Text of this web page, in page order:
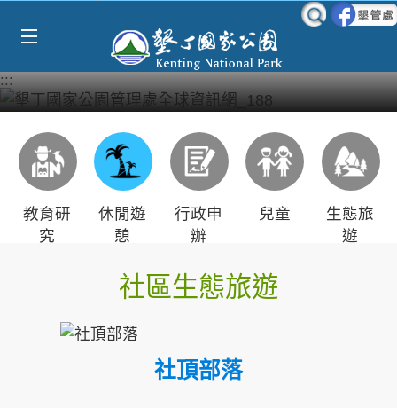
:::
教育研
究
休閒遊
憩
行政申
辦
兒童
生態旅
遊
社區生態旅遊
社頂部落